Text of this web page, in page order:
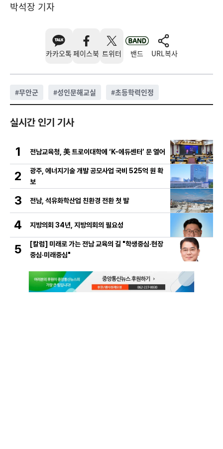
박석장 기자
카카오톡 페이스북 트위터 밴드 URL복사
#무안군 #성인문해교실 #초등학력인정
실시간 인기 기사
1 전남교육청, 美 트로이대학에 ‘K-에듀센터’ 문 열어
2
광주, 에너지기술 개발 공모사업 국비 525억 원 확
보
3 전남, 석유화학산업 친환경 전환 첫 발
4 지방의회 34년, 지방의회의 필요성
5
[칼럼] 미래로 가는 전남 교육의 길 "학생중심·현장
중심·미래중심"